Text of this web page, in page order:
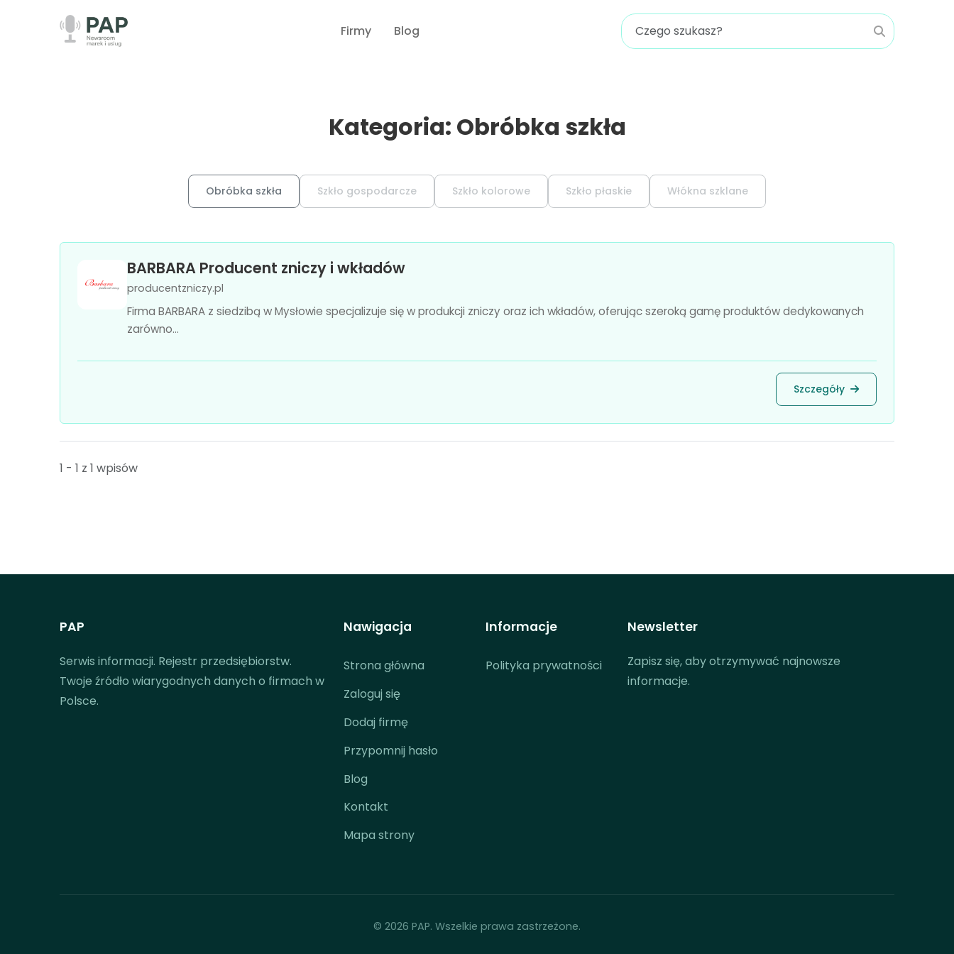
Firmy Blog
Kategoria: Obróbka szkła
Obróbka szkła Szkło gospodarcze Szkło kolorowe Szkło płaskie Włókna szklane
BARBARA Producent zniczy i wkładów
producentzniczy.pl
Firma BARBARA z siedzibą w Mysłowie specjalizuje się w produkcji zniczy oraz ich wkładów, oferując szeroką gamę produktów dedykowanych
zarówno...
Szczegóły
1 - 1 z 1 wpisów
PAP
Serwis informacji. Rejestr przedsiębiorstw.
Twoje źródło wiarygodnych danych o firmach w
Polsce.
Nawigacja
Strona główna
Zaloguj się
Dodaj firmę
Przypomnij hasło
Blog
Kontakt
Mapa strony
Informacje
Polityka prywatności
Newsletter
Zapisz się, aby otrzymywać najnowsze
informacje.
© 2026 PAP. Wszelkie prawa zastrzeżone.